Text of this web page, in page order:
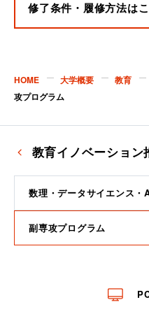
修了条件・履修方法は
HOME 大学概要 教育
攻プログラム
教育イノベーション
数理・データサイエンス・
副専攻プログラム